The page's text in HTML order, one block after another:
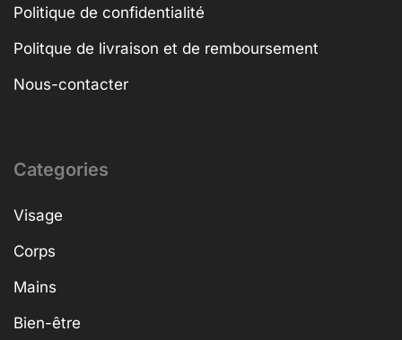
Politique de confidentialité
Politque de livraison et de remboursement
Nous-contacter
Categories
Visage
Corps
Mains
Bien-être